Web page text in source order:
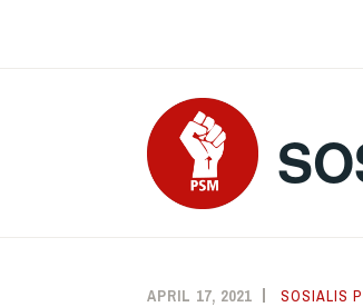
APRIL 17, 2021 SOSIALIS